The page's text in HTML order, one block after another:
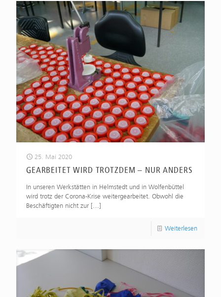
25. Mai 2020
GEARBEITET WIRD TROTZDEM – NUR ANDERS
In unseren Werkstätten in Helmstedt und in Wolfenbüttel
wird trotz der Corona-Krise weitergearbeitet. Obwohl die
Beschäftigten nicht zur […]
Weiterlesen